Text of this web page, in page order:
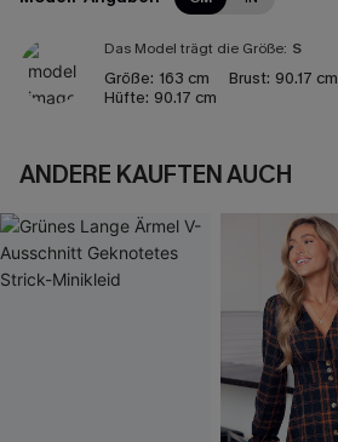
Das Model trägt die Größe: S
Größe: 163 cm Brust: 90.17 cm
Hüfte: 90.17 cm
ANDERE KAUFTEN AUCH